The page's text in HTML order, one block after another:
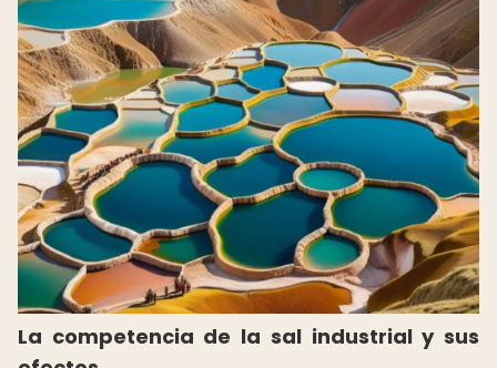
La competencia de la sal industrial y sus